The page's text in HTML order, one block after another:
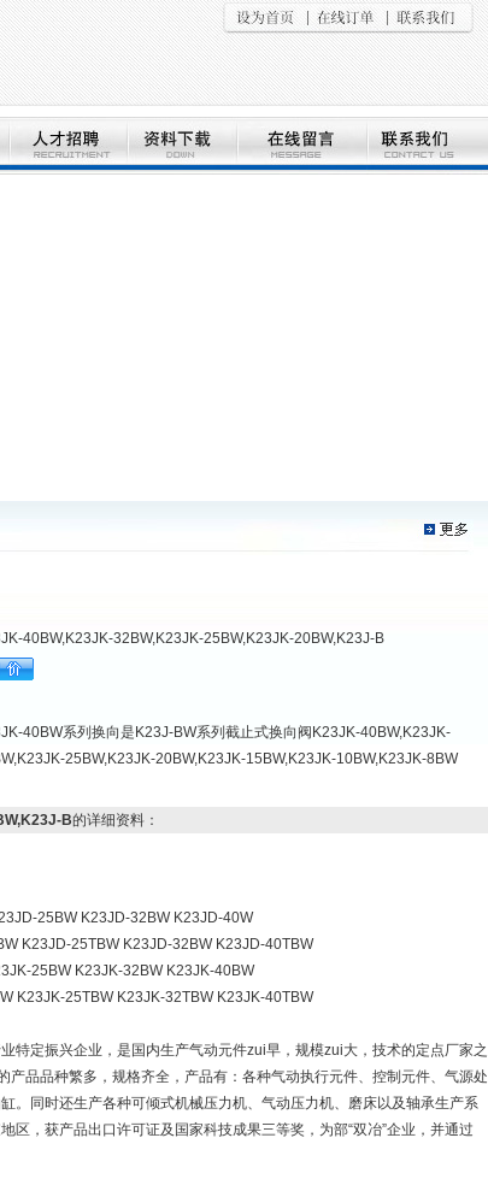
40BW,K23JK-32BW,K23JK-25BW,K23JK-20BW,K23J-B
40BW系列换向是K23J-BW系列截止式换向阀K23JK-40BW,K23JK-
25BW,K23JK-20BW,K23JK-15BW,K23JK-10BW,K23JK-8BW
B的详细资料：
25BW K23JD-32BW K23JD-40W
K23JD-25TBW K23JD-32BW K23JD-40TBW
25BW K23JK-32BW K23JK-40BW
K23JK-25TBW K23JK-32TBW K23JK-40TBW
特定振兴企业，是国内生产气动元件zui早，规模zui大，技术的定点厂家之
品种繁多，规格齐全，产品有：各种气动执行元件、控制元件、气源处
。同时还生产各种可倾式机械压力机、气动压力机、磨床以及轴承生产系
区，获产品出口许可证及国家科技成果三等奖，为部“双冶”企业，并通过